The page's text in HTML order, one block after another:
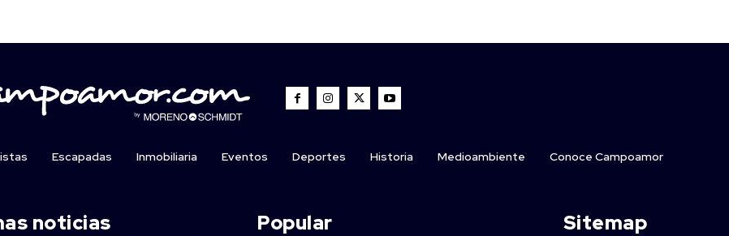
Escapadas Inmobiliaria Eventos Deportes Historia Medioambiente Conoce Campoamor
noticias Popular Sitemap